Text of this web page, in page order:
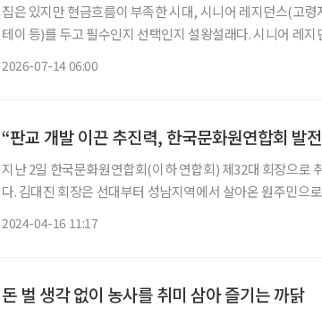
집은 있지만 현금흐름이 부족한 시대, 시니어 레지던스(고
테이 등)를 두고 필수인지 선택인지 설왕설래다. 시니어 레
2026-07-14 06:00
“판교 개발 이끈 추진력, 한국문화원연합회 발
지난 2일 한국문화원연합회(이하 연합회) 제32대 회장으로
다. 김대진 회장은 선대부터 성남지역에서 살아온 원주민으
2024-04-16 11:17
돈 벌 생각 없이 농사를 취미 삼아 즐기는 까닭